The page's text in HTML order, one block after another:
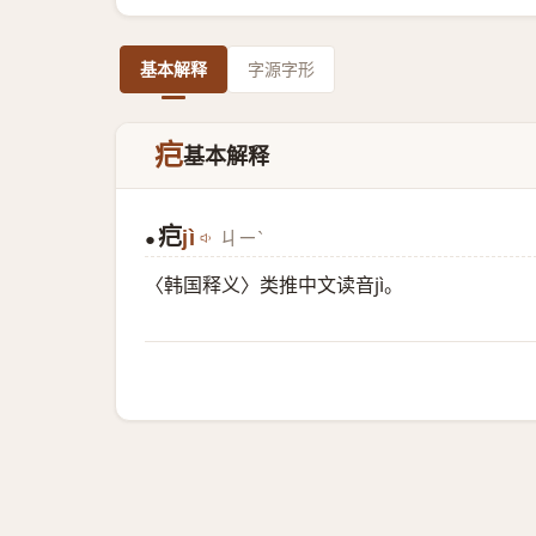
基本解释 字源字形
㽶基本解释
● 㽶jì ㄐㄧˋ
〈韩国释义〉类推中文读音jì。